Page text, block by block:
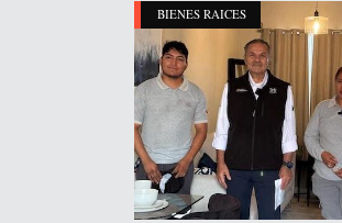
BIENES RAICES